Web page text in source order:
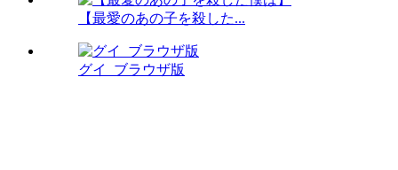
【最愛のあの子を殺した...
グイ_ブラウザ版